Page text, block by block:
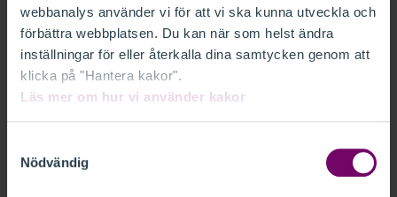
webbanalys använder vi för att vi ska kunna utveckla och
förbättra webbplatsen. Du kan när som helst ändra
inställningar för eller återkalla dina samtycken genom att
klicka på "Hantera kakor".
Läs mer om hur vi använder kakor
Nödvändig
Håll dig uppdaterad och utveckla din
kompetens på ett smidigt och effektivt sätt.